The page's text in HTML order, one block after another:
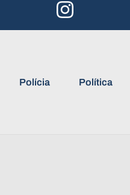
Polícia Política